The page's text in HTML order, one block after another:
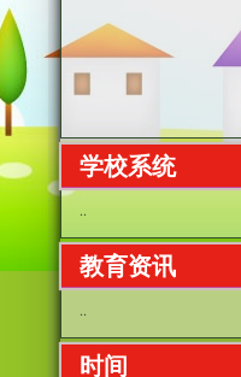
学校系统
..
教育资讯
..
时间